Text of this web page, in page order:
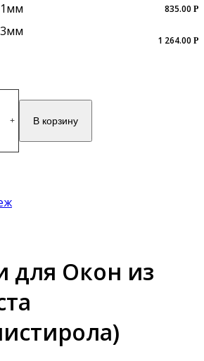
+ В корзину
835.00 Р
1 264.00 Р
для Окон из